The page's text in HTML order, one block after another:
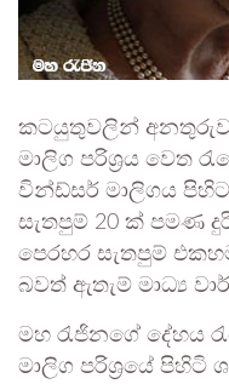
කටයුතුවලින් අනතුරුව
මාලිග පරිශ්‍රය වෙත
වින්ඩ්සර් මාලිගය
සැතපුම් 20 ක් පමණ
පෙරහර සැතපුම්
බවත් ඇතැම් මාධ්‍ය
මහ රැජිනගේ දේහය
මාලිග පරිශ්‍රයේ පිහිටි